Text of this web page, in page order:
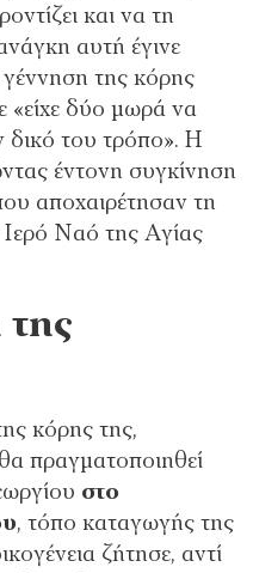
και να τη
αυτή έγινε
της κόρης
«είχε δύο μωρά να
δικό του τρόπο». Η
έντονη συγκίνηση
αποχαιρέτησαν τη
Ναό της Αγίας
κόρης της,
πραγματοποιηθεί
στο
, τόπο καταγωγής της
ζήτησε, αντί